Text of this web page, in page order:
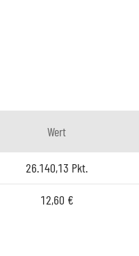
Wert
26.140,13 Pkt.
12,60 €